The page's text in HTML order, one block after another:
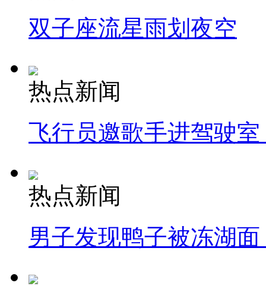
双子座流星雨划夜空
热点新闻
飞行员邀歌手进驾驶
热点新闻
男子发现鸭子被冻湖